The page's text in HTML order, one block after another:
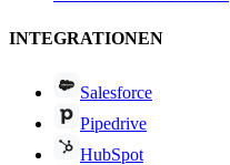
INTEGRATIONEN
Salesforce
Pipedrive
HubSpot